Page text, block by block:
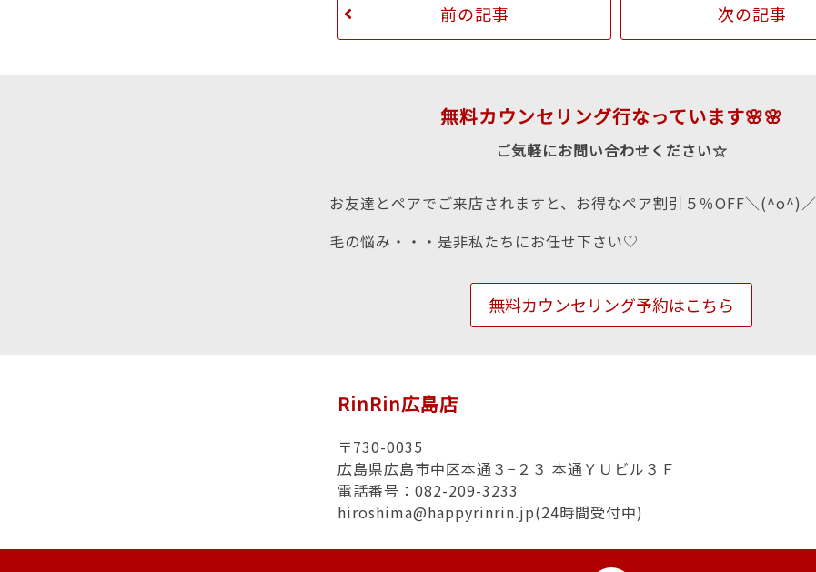
前の記事 次の記事
無料カウンセリング行なっています🌸🌸
ご気軽にお問い合わせください☆
お友達とペアでご来店されますと、お得なペア割引５％OFF＼(^o^)／
毛の悩み・・・是非私たちにお任せ下さい♡
無料カウンセリング予約はこちら
RinRin広島店
〒730-0035
広島県広島市中区本通３−２３ 本通ＹＵビル３Ｆ
電話番号：082-209-3233
hiroshima@happyrinrin.jp(24時間受付中)